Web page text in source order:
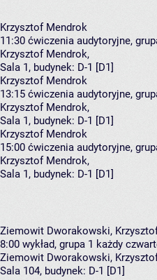
Krzysztof Mendrok
11:30 ćwiczenia audytoryjne,
Krzysztof Mendrok,
Sala 1, budynek: D-1 [D1]
Krzysztof Mendrok
13:15 ćwiczenia audytoryjne,
Krzysztof Mendrok,
Sala 1, budynek: D-1 [D1]
Krzysztof Mendrok
15:00 ćwiczenia audytoryjne,
Krzysztof Mendrok,
Sala 1, budynek: D-1 [D1]
Ziemowit Dworakowski,
8:00 wykład, grupa 1 każdy
Ziemowit Dworakowski,
Sala 104, budynek: D-1 [D1]